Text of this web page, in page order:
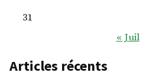
31
« Juil
Articles récents